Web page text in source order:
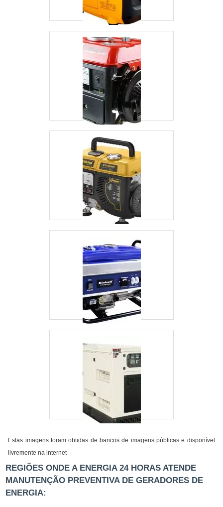
Estas imagens foram obtidas de bancos de imagens públicas e disponível
livremente na internet
REGIÕES ONDE A ENERGIA 24 HORAS ATENDE
MANUTENÇÃO PREVENTIVA DE GERADORES DE
ENERGIA: